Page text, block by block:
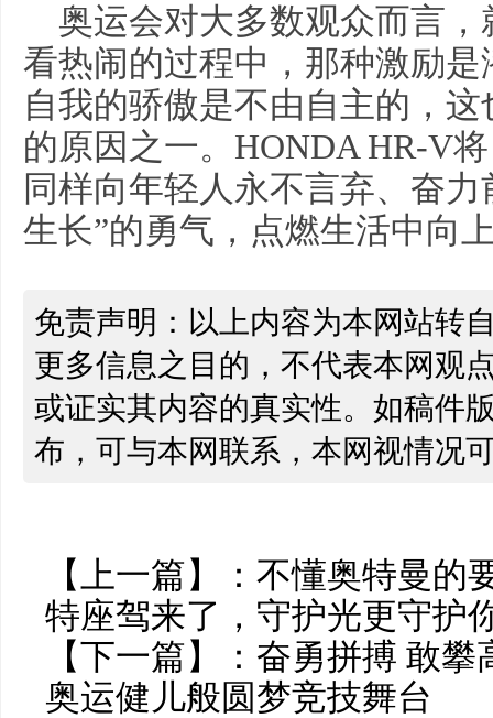
奥运会对大多数观众而言
看热闹的过程中，那种激励
自我的骄傲是不由自主的，
的原因之一。HONDA HR-V
同样向年轻人永不言弃、奋
生长”的勇气，点燃生活中向
免责声明：以上内容为本网站转
更多信息之目的，不代表本网观
或证实其内容的真实性。如稿件
布，可与本网联系，本网视情况
【上一篇】： 不懂奥特曼的
特座驾来了，守护光更守护
【下一篇】： 奋勇拼搏 敢攀
奥运健儿般圆梦竞技舞台